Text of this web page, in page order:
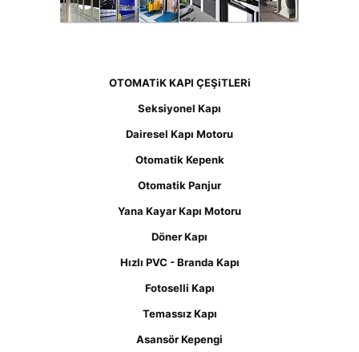
OTOMATiK KAPI ÇEŞiTLERi
Seksiyonel Kapı
Dairesel Kapı Motoru
Otomatik Kepenk
Otomatik Panjur
Yana Kayar Kapı Motoru
Döner Kapı
Hızlı PVC - Branda Kapı
Fotoselli Kapı
Temassız Kapı
Asansör Kepengi